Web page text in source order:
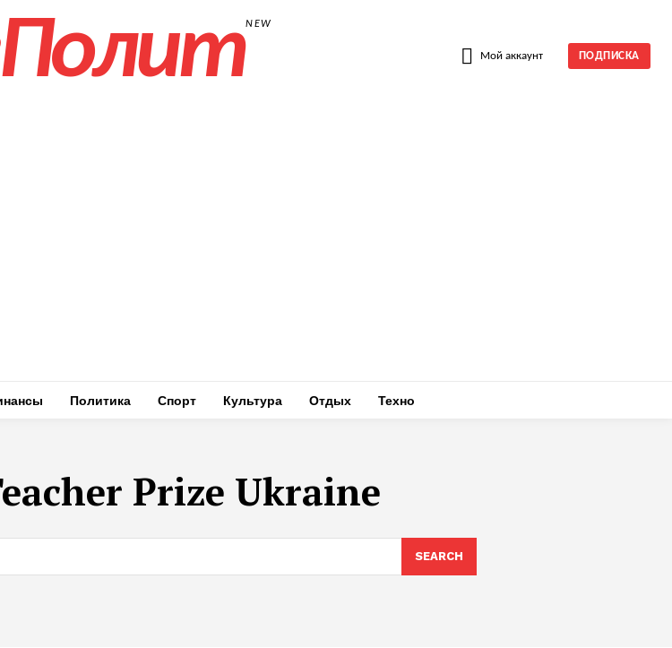
NEW
Мой аккаунт ПОДПИСКА
Политика Спорт Культура Отдых Техно
Prize Ukraine
SEARCH